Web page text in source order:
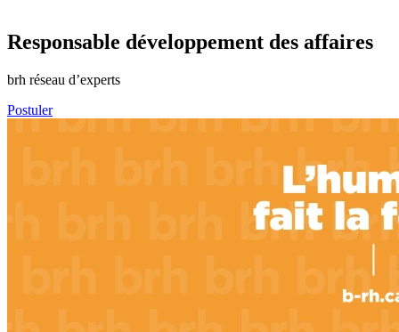
Responsable développement des affaires
brh réseau d’experts
Postuler